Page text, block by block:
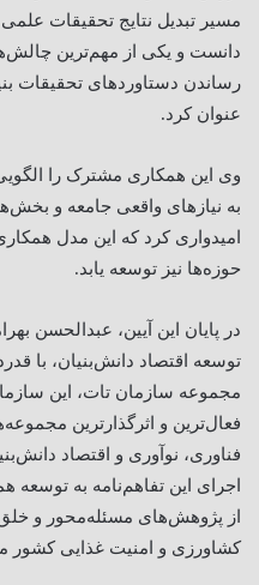
مسیر تبدیل نتایج تحقیقات
دانست و یکی از مهم‌ترین
رساندن دستاوردهای تحقیقات
عنوان کرد.
وی این همکاری مشترک را
به نیازهای واقعی جامعه و
امیدواری کرد که این مدل
حوزه‌ها نیز توسعه یابد.
در پایان این آیین، عبدالحسن
توسعه اقتصاد دانش‌بنیان، با
مجموعه سازمان تات، این
فعال‌ترین و اثرگذارترین
فناوری، نوآوری و اقتصاد
اجرای این تفاهم‌نامه به
از پژوهش‌های مسئله‌محور و
کشاورزی و امنیت غذایی کشور